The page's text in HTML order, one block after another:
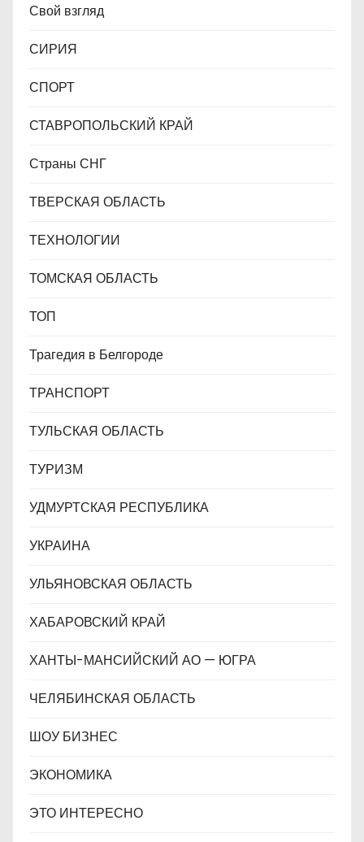
Свой взгляд
СИРИЯ
СПОРТ
СТАВРОПОЛЬСКИЙ КРАЙ
Страны СНГ
ТВЕРСКАЯ ОБЛАСТЬ
ТЕХНОЛОГИИ
ТОМСКАЯ ОБЛАСТЬ
ТОП
Трагедия в Белгороде
ТРАНСПОРТ
ТУЛЬСКАЯ ОБЛАСТЬ
ТУРИЗМ
УДМУРТСКАЯ РЕСПУБЛИКА
УКРАИНА
УЛЬЯНОВСКАЯ ОБЛАСТЬ
ХАБАРОВСКИЙ КРАЙ
ХАНТЫ-МАНСИЙСКИЙ АО — ЮГРА
ЧЕЛЯБИНСКАЯ ОБЛАСТЬ
ШОУ БИЗНЕС
ЭКОНОМИКА
ЭТО ИНТЕРЕСНО